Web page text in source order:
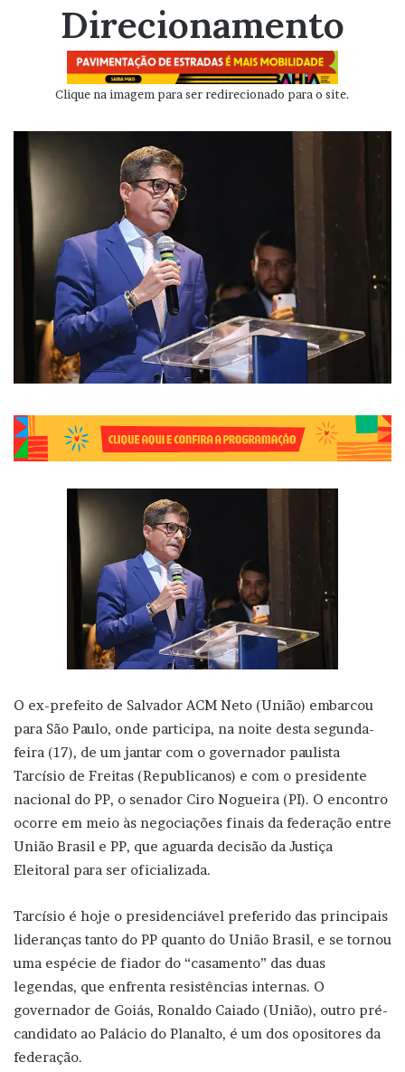
Direcionamento
Clique na imagem para ser redirecionado para o site.
O ex-prefeito de Salvador ACM Neto (União) embarcou
para São Paulo, onde participa, na noite desta segunda-
feira (17), de um jantar com o governador paulista
Tarcísio de Freitas (Republicanos) e com o presidente
nacional do PP, o senador Ciro Nogueira (PI). O encontro
ocorre em meio às negociações finais da federação entre
União Brasil e PP, que aguarda decisão da Justiça
Eleitoral para ser oficializada.
Tarcísio é hoje o presidenciável preferido das principais
lideranças tanto do PP quanto do União Brasil, e se tornou
uma espécie de fiador do “casamento” das duas
legendas, que enfrenta resistências internas. O
governador de Goiás, Ronaldo Caiado (União), outro pré-
candidato ao Palácio do Planalto, é um dos opositores da
federação.